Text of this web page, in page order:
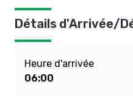
Détails d'Arrivée/
Heure d'arrivée
06:00